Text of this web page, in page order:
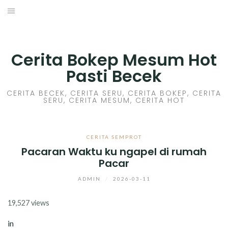
Skip
Cerita Bokep Mesum Hot
Pasti Becek
CERITA BECEK, CERITA SERU, CERITA BOKEP, CERITA
SERU, CERITA MESUM, CERITA HOT
CERITA SEMPROT
Pacaran Waktu ku ngapel di rumah
Pacar
ADMIN 2026-03-11
19,527 views
in
CERITA SEX HOT
CERITA SKANDAL
CERITA BASAH